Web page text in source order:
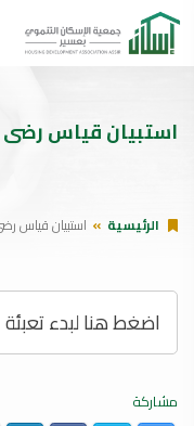
استبيان قياس
الرئيسية استبيان قياس
اضغط هنا لبدء تعبئة
مشاركة